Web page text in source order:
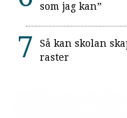
som jag kan”
Så kan skolan
raster